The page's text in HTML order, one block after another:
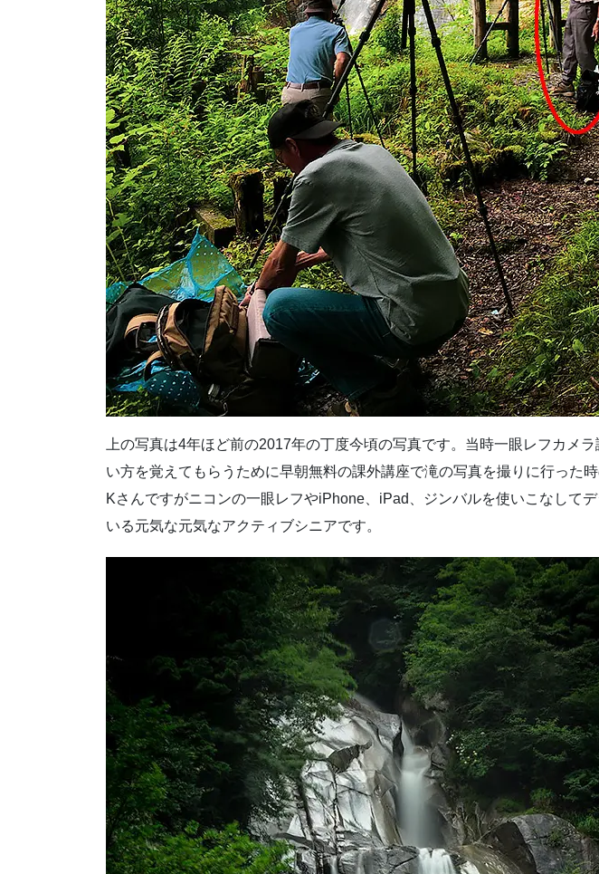
上の写真は4年ほど前の2017年の丁度今頃の写真です。当時一眼レフカメ
い方を覚えてもらうために早朝無料の課外講座で滝の写真を撮りに行った
Kさんですがニコンの一眼レフやiPhone、iPad、ジンバルを使いこなして
いる元気な元気なアクティブシニアです。